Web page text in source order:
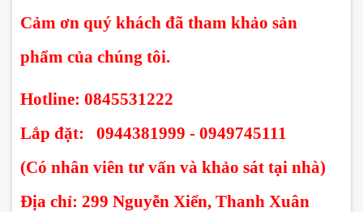
Cảm ơn quý khách đã tham khảo sản
phẩm của chúng tôi.
Hotline: 0845531222
Lắp đặt: 0944381999 - 0949745111
(Có nhân viên tư vấn và khảo sát tại nhà)
Địa chỉ: 299 Nguyễn Xiển, Thanh Xuân